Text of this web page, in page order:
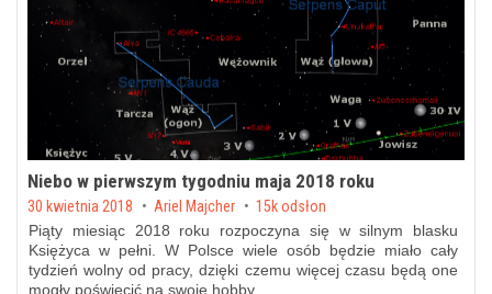
Niebo w pierwszym tygodniu maja 2018 roku
Posted on
30 kwietnia 2018 by Ariel Majcher 15k odsłon
Piąty miesiąc 2018 roku rozpoczyna się w silnym blasku
Księżyca w pełni. W Polsce wiele osób będzie miało cały
tydzień wolny od pracy, dzięki czemu więcej czasu będą one
mogły poświęcić na swoje hobby. …